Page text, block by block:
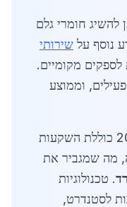
להשיג חומרי גלם
נוסף על שירותי
לספקים מקומיים.
כ-15 ספקים פעילים, וממוצע
התפתחות הכלכלה בערד ב-2026 כוללת השקעות
מה שמגביר את
. טכנולוגיות
לסטנדרט,